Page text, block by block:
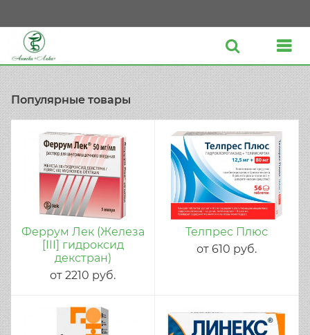
Популярные товары
Феррум Лек (Железа
[III] гидроксид
декстран)
от2210 руб.
Телпрес Плюс
от610 руб.